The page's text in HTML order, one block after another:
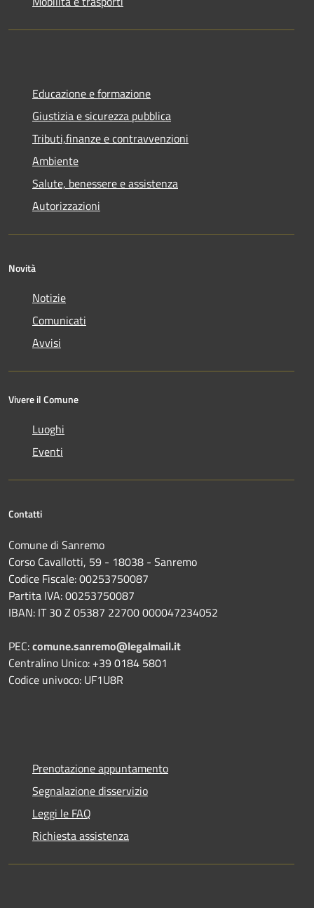
Educazione e formazione
Giustizia e sicurezza pubblica
Tributi,finanze e contravvenzioni
Ambiente
Salute, benessere e assistenza
Autorizzazioni
Novità
Notizie
Comunicati
Avvisi
Vivere il Comune
Luoghi
Eventi
Contatti
Comune di Sanremo
Corso Cavallotti, 59 - 18038 - Sanremo
Codice Fiscale: 00253750087
Partita IVA: 00253750087
IBAN: IT 30 Z 05387 22700 000047234052
PEC:comune.sanremo@legalmail.it
Centralino Unico: +39 0184 5801
Codice univoco: UF1U8R
Prenotazione appuntamento
Segnalazione disservizio
Leggi le FAQ
Richiesta assistenza